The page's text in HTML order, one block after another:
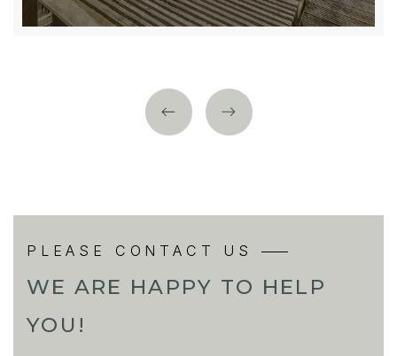
PLEASE CONTACT US
WE ARE HAPPY TO HELP
YOU!